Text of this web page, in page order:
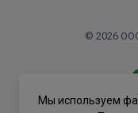
© 2026
Мы используем